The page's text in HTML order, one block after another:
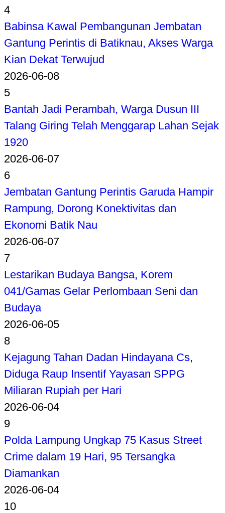
4
Babinsa Kawal Pembangunan Jembatan
Gantung Perintis di Batiknau, Akses Warga
Kian Dekat Terwujud
2026-06-08
5
Bantah Jadi Perambah, Warga Dusun III
Talang Giring Telah Menggarap Lahan Sejak
1920
2026-06-07
6
Jembatan Gantung Perintis Garuda Hampir
Rampung, Dorong Konektivitas dan
Ekonomi Batik Nau
2026-06-07
7
Lestarikan Budaya Bangsa, Korem
041/Gamas Gelar Perlombaan Seni dan
Budaya
2026-06-05
8
Kejagung Tahan Dadan Hindayana Cs,
Diduga Raup Insentif Yayasan SPPG
Miliaran Rupiah per Hari
2026-06-04
9
Polda Lampung Ungkap 75 Kasus Street
Crime dalam 19 Hari, 95 Tersangka
Diamankan
2026-06-04
10